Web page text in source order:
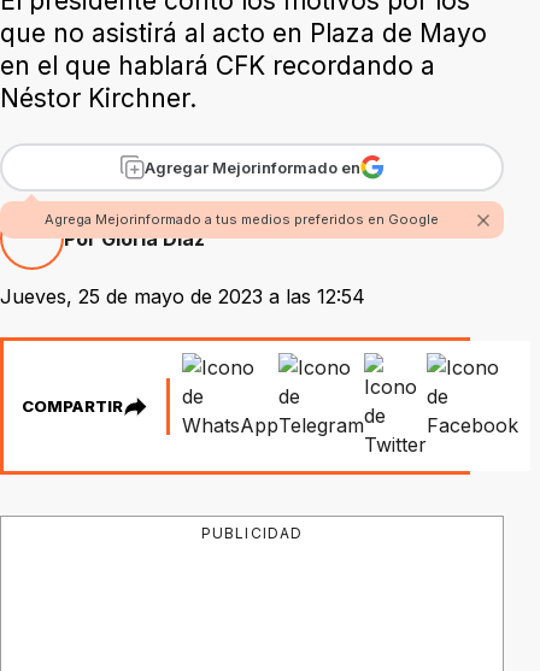
que no asistirá al acto en Plaza de Mayo
en el que hablará CFK recordando a
Néstor Kirchner.
Agregar Mejorinformado en
Agrega Mejorinformado a tus medios preferidos en Google
Por Gloria Díaz
Jueves, 25 de mayo de 2023 a las 12:54
COMPARTIR
PUBLICIDAD